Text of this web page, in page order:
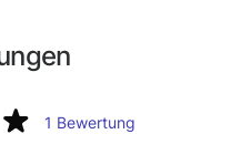
1 Bewertung